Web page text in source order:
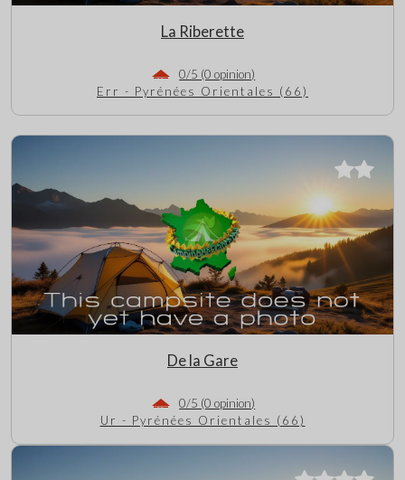
La Riberette
0/5 (0 opinion)
Err - Pyrénées Orientales (66)
De la Gare
0/5 (0 opinion)
Ur - Pyrénées Orientales (66)